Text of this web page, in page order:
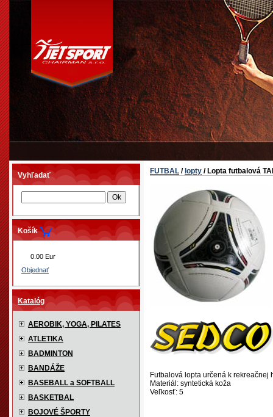
Vyhľadať
Košík
0.00 Eur
Objednať
Katalóg
AEROBIK, YOGA, PILATES
ATLETIKA
BADMINTON
BANDÁŽE
BASEBALL a SOFTBALL
BASKETBAL
BOJOVÉ ŠPORTY
FUTBAL / lopty / Lopta futbalová
Futbalová lopta určená k
Materiál: syntetická koža
Veľkosť: 5